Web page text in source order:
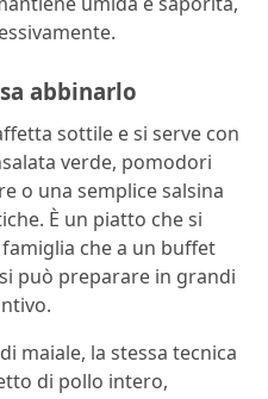
abbinarlo
sottile e si serve con
verde, pomodori
o una semplice salsina
È un piatto che si
che a un buffet
può preparare in grandi
maiale, la stessa tecnica
di pollo intero,